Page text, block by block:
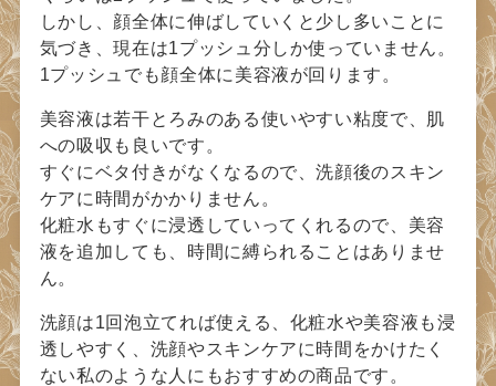
しかし、顔全体に伸ばしていくと少し多いことに
気づき、現在は1プッシュ分しか使っていません。
1プッシュでも顔全体に美容液が回ります。
美容液は若干とろみのある使いやすい粘度で、肌
への吸収も良いです。
すぐにベタ付きがなくなるので、洗顔後のスキン
ケアに時間がかかりません。
化粧水もすぐに浸透していってくれるので、美容
液を追加しても、時間に縛られることはありませ
ん。
洗顔は1回泡立てれば使える、化粧水や美容液も浸
透しやすく、洗顔やスキンケアに時間をかけたく
ない私のような人にもおすすめの商品です。